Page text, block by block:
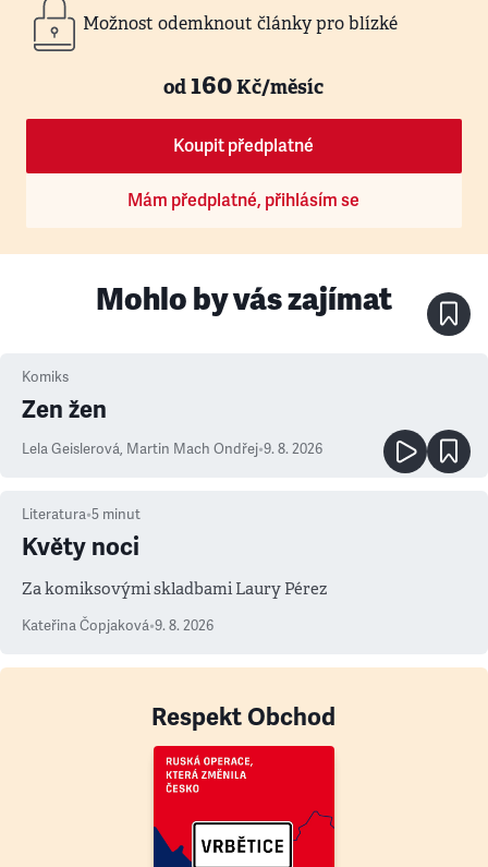
Možnost odemknout články pro blízké
od160Kč/měsíc
Koupit předplatné
Mám předplatné, přihlásím se
Mohlo by vás zajímat
Komiks
Zen žen
Lela Geislerová, Martin Mach Ondřej•9. 8. 2026
Literatura•5 minut
Květy noci
Za komiksovými skladbami Laury Pérez
Kateřina Čopjaková•9. 8. 2026
Respekt Obchod